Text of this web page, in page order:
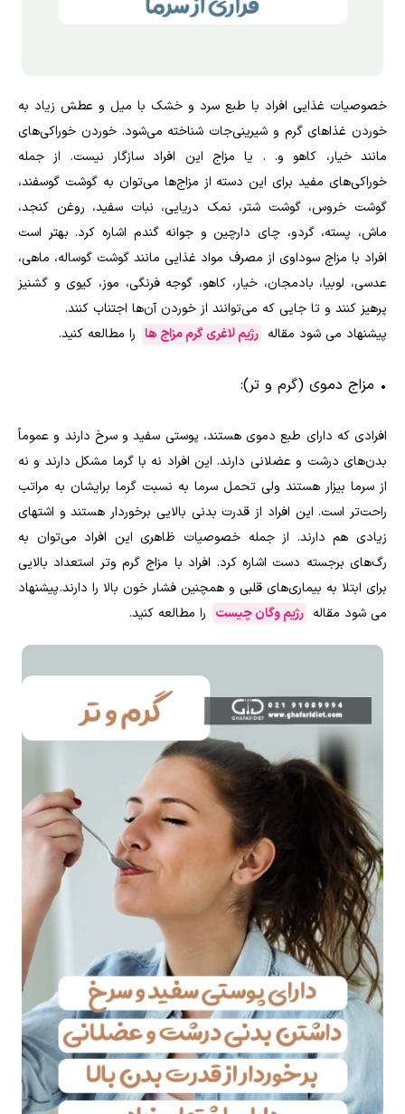
خصوصیات غذایی افراد با طبع سرد و خشک با میل و عطش زیاد به
خوردن غذا‌های گرم و شیرینی‌جات شناخته می‌شود. خوردن خوراکی‌های
مانند خیار، کاهو و. . یا مزاج این افراد سازگار نیست. از جمله
خوراکی‌های مفید برای این دسته از مزاج‌ها می‌توان به گوشت گوسفند،
گوشت خروس، گوشت شتر، نمک دریایی، نبات سفید، روغن کنجد،
ماش، پسته، گردو، چای دارچین و جوانه گندم اشاره کرد. بهتر است
افراد با مزاج سوداوی از مصرف مواد غذایی مانند گوشت گوساله، ماهی،
عدسی، لوبیا، بادمجان، خیار، کاهو، گوجه فرنگی، موز، کیوی و گشنیز
پرهیز کنند و تا جایی که می‌توانند از خوردن آن‌ها اجتناب کنند.
پیشنهاد می شود مقاله رژیم لاغری گرم مزاج ها را مطالعه کنید.
• مزاج دموی (گرم و‌ تر):
افرادی که دارای طبع دموی هستند، پوستی سفید و سرخ دارند و عموماً
بدن‌های درشت و عضلانی دارند. این افراد نه با گرما مشکل دارند و نه
از سرما بیزار هستند ولی تحمل سرما به نسبت گرما برایشان به مراتب
راحت‌تر است. این افراد از قدرت بدنی بالایی برخوردار هستند و اشتهای
زیادی هم دارند. از جمله خصوصیات ظاهری این افراد می‌توان به
رگ‌های برجسته دست اشاره کرد. افراد با مزاج گرم و‌تر استعداد بالایی
برای ابتلا به بیماری‌های قلبی و همچنین فشار خون بالا را دارند. پیشنهاد
می شود مقاله رژیم وگان چیست را مطالعه کنید.